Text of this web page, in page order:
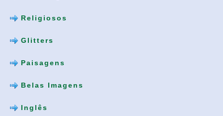
Religiosos
Glitters
Paisagens
Belas Imagens
Inglês